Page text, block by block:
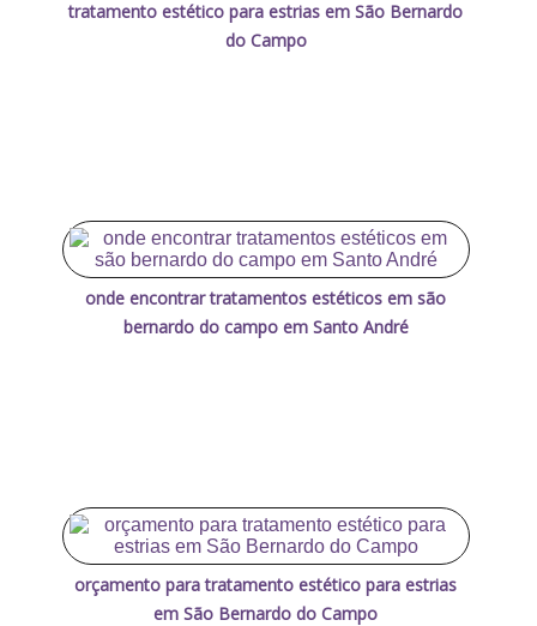
tratamento estético para estrias em São Bernardo
do Campo
onde encontrar tratamentos estéticos em são
bernardo do campo em Santo André
orçamento para tratamento estético para estrias
em São Bernardo do Campo